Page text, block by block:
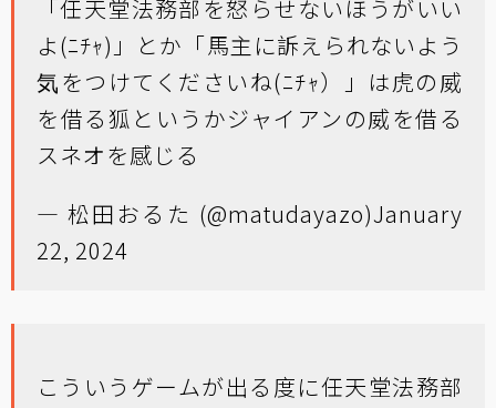
「任天堂法務部を怒らせないほうがいい
よ(ﾆﾁｬ)」とか「馬主に訴えられないよう
気をつけてくださいね(ﾆﾁｬ）」は虎の威
を借る狐というかジャイアンの威を借る
スネオを感じる
— 松田おるた (@matudayazo)January
22, 2024
こういうゲームが出る度に任天堂法務部